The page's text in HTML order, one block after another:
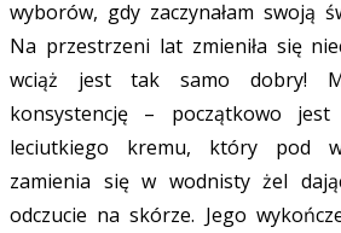
wyborów, gdy zaczynałam swoją
Na przestrzeni lat zmieniła się
wciąż jest tak samo dobry!
konsystencję – początkowo
leciutkiego kremu, który pod
zamienia się w wodnisty żel
odczucie na skórze. Jego